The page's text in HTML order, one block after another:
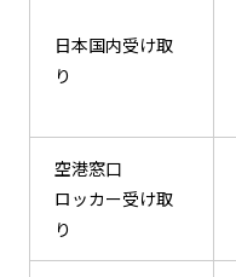
日本国内受け取
り
空港窓口
ロッカー受け取
り